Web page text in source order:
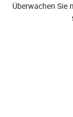
Überwachen Sie